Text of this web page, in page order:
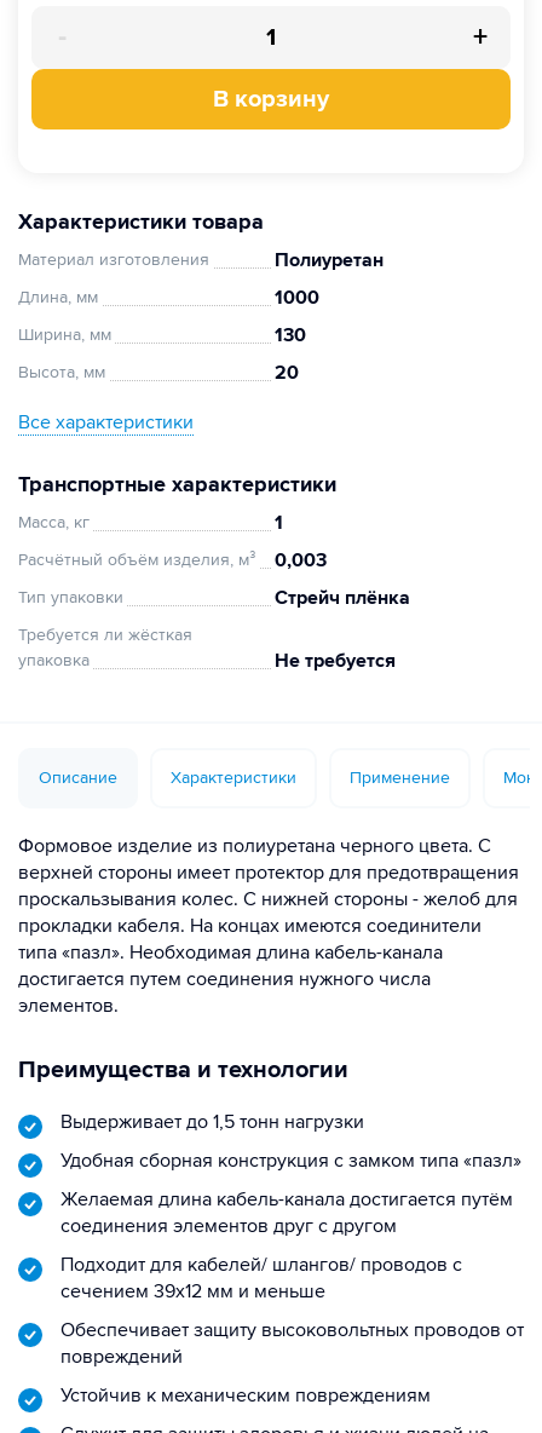
- +
В корзину
Характеристики товара
Материал изготовления Полиуретан
Длина, мм 1000
Ширина, мм 130
Высота, мм 20
Все характеристики
Транспортные характеристики
Масса, кг 1
Расчётный объём изделия, м³ 0,003
Тип упаковки Стрейч плёнка
Требуется ли жёсткая
упаковка
Не требуется
Описание Характеристики Применение
Формовое изделие из полиуретана черного цвета. С
верхней стороны имеет протектор для предотвращения
проскальзывания колес. С нижней стороны - желоб для
прокладки кабеля. На концах имеются соединители
типа «пазл». Необходимая длина кабель-канала
достигается путем соединения нужного числа
элементов.
Преимущества и технологии
Выдерживает до 1,5 тонн нагрузки
Удобная сборная конструкция с замком типа «пазл»
Желаемая длина кабель-канала достигается путём
соединения элементов друг с другом
Подходит для кабелей/ шлангов/ проводов с
сечением 39х12 мм и меньше
Обеспечивает защиту высоковольтных проводов от
повреждений
Устойчив к механическим повреждениям